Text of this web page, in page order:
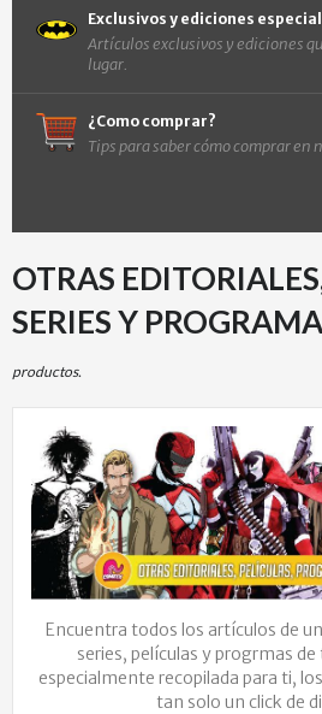
Exclusivos y ediciones
Artículos exclusivos y ediciones
lugar.
¿Como comprar?
Tips para saber cómo comprar en
OTRAS
SERIES Y
productos.
Encuentra todos los artículos de
series, películas y progrmas
especialmente recopilada para ti,
tan solo un click de